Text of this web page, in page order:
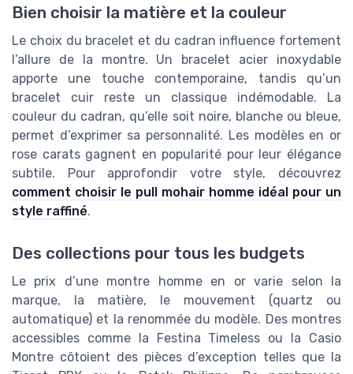
Bien choisir la matière et la couleur
Le choix du bracelet et du cadran influence fortement
l’allure de la montre. Un bracelet acier inoxydable
apporte une touche contemporaine, tandis qu’un
bracelet cuir reste un classique indémodable. La
couleur du cadran, qu’elle soit noire, blanche ou bleue,
permet d’exprimer sa personnalité. Les modèles en or
rose carats gagnent en popularité pour leur élégance
subtile. Pour approfondir votre style, découvrez
comment choisir le pull mohair homme idéal pour un
style raffiné.
Des collections pour tous les budgets
Le prix d’une montre homme en or varie selon la
marque, la matière, le mouvement (quartz ou
automatique) et la renommée du modèle. Des montres
accessibles comme la Festina Timeless ou la Casio
Montre côtoient des pièces d’exception telles que la